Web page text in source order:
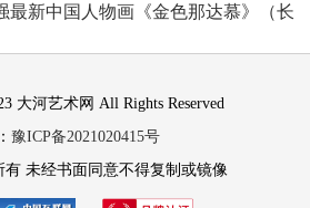
最新中国人物画《金色那达慕》（长
大河艺术网 All Rights Reserved
豫ICP备2021020415号
有 未经书面同意不得复制或镜像